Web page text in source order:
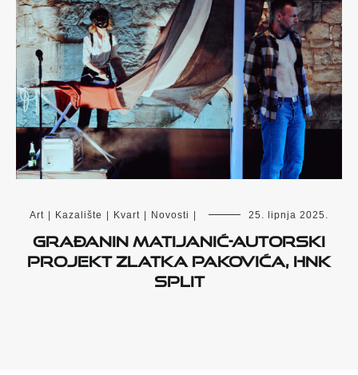
Art Kazalište Kvart Novosti 25. lipnja 2025.
Građanin Matijanić-autorski
projekt Zlatka Pakovića, HNK
Split